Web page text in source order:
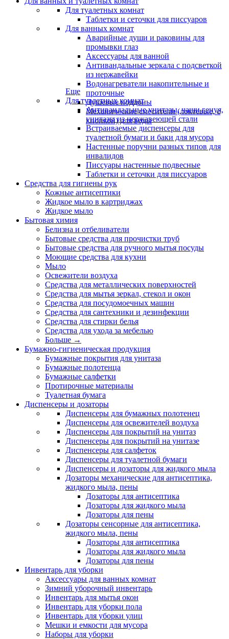
Для туалетных комнат
Таблетки и сеточки для писсуаров
Для ванных комнат
Аварийные души и раковины для
промывки глаз
Аксессуары для ванной
Антивандальные зеркала с подсветкой
из нержавейки
Водонагреватели накопительные и
проточные
Душевые поддоны
Механические смесители (локтевые, с
кнопкой) для воды
Еще
Для туалетных комнат
Антивандальные унитазы, чаши генуя,
унитазы из нержавеющей стали
Встраиваемые диспенсеры для
туалетной бумаги и баки для мусора
Настенные поручни разных типов для
инвалидов
Писсуары настенные подвесные
Таблетки и сеточки для писсуаров
Средства для гигиены рук
Кожные антисептики
Жидкое мыло в картриджах
Жидкое мыло
Бытовая химия
Белизна и отбеливатели
Бытовые средства для прочистки труб
Бытовые средства для ручного мытья посуды
Моющие средства для кухни
Мыло
Освежители воздуха
Средства для металлических поверхностей
Средства для мытья зеркал, стекол и окон
Средства для посудомоечных машин
Средства для сантехники и дезинфекции
Средства для стирки белья
Средства для ухода за мебелью
Больше →
Бумажно-гигиеническая продукция
Бумажные покрытия для унитаза
Бумажные полотенца
Бумажные салфетки
Протирочные материалы
Туалетная бумага
Диспенсеры и дозаторы
Диспенсеры для бумажных полотенец
Диспенсеры для освежителей воздуха
Диспенсеры для покрытий на унитаз
Диспенсеры для покрытий на унитазе
Диспенсеры для салфеток
Диспенсеры для туалетной бумаги
Диспенсеры и дозаторы для жидкого мыла
Дозаторы механические для антисептика,
жидкого мыла, пены
Дозаторы для антисептика
Дозаторы для жидкого мыла
Дозаторы для пены
Дозаторы сенсорные для антисептика,
жидкого мыла, пены
Дозаторы для антисептика
Дозаторы для жидкого мыла
Дозаторы для пены
Инвентарь для уборки
Аксессуары для ванных комнат
Зимний уборочный инвентарь
Инвентарь для мытья окон
Инвентарь для уборки пола
Инвентарь для уборки улиц
Мешки и емкости для мусора
Наборы для уборки